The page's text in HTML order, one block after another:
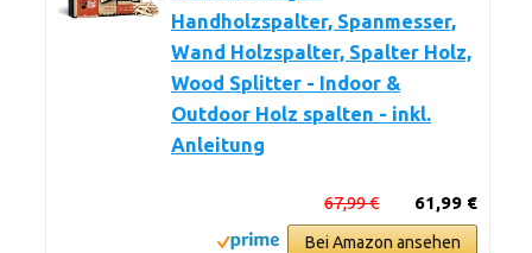
Handholzspalter, Spanmesser,
Wand Holzspalter, Spalter Holz,
Wood Splitter - Indoor &
Outdoor Holz spalten - inkl.
Anleitung
61,99 €
67,99 €
Bei Amazon ansehen